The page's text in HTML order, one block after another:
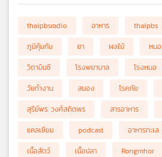
thaipbsradio อาหาร thaipbs
ภูมิคุ้มกัน
ยา ผลไม้ หมอ
วิตามินซี
โรงพยาบาล โรงหมอ
วัยทำงาน
สมอง โรคภัย
สุรีย์พร วงศ์สถิตพร
สารอาหาร
แคลเซียม
podcast อาหารทะเล
เนื้อสัตว์
เนื้อปลา Rongmhor